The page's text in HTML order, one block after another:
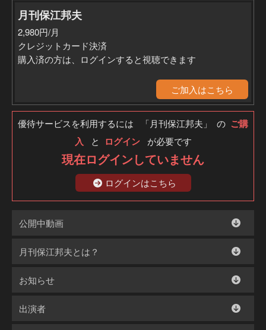
月刊保江邦夫
2,980円/月
クレジットカード決済
購入済の方は、ログインすると視聴できます
ご加入はこちら
優待サービスを利用するには 「月刊保江邦夫」 の ご購
入 と ログインが必要です
現在ログインしていません
ログインはこちら
公開中動画
月刊保江邦夫とは？
お知らせ
出演者